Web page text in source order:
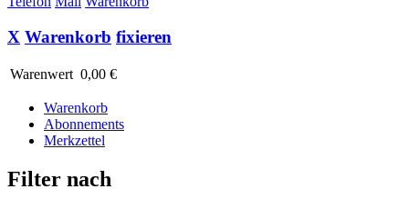
X Warenkorb fixieren
Warenwert 0,00 €
Warenkorb
Abonnements
Merkzettel
Filter nach